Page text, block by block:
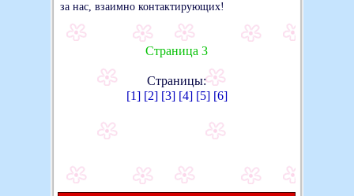
за нас, взаимно контактирующих!
Страница 3
Страницы:
[1] [2] [3] [4] [5] [6]